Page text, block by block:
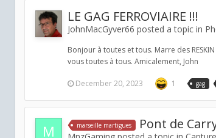
LE GAG FERROVIAIRE !!!
JohnMacGyver66 posted a topic in
Bonjour à toutes et tous. Marre des
vous toutes à tous. Amicalement, John
December 20, 2023 1 gag
marseille martigues Pont de